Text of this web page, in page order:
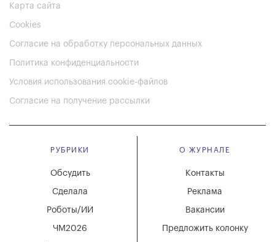
Карта сайта
Cookies
Согласие на обработку персональных данных
Политика конфиденциальности
Условия использования cookie-файлов
Согласие на получение рассылки
РУБРИКИ
Обсудить
Сделала
Роботы/ИИ
ЧМ2026
О ЖУРНАЛЕ
Вакансии
Реклама
Контакты
Предложить колонку